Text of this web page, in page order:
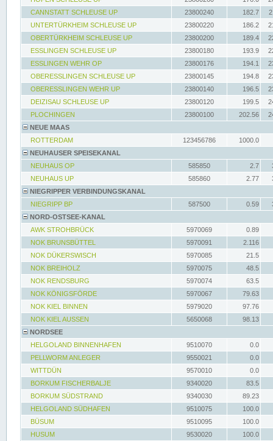
CANNSTATT SCHLEUSE UP
23800240 182.7
UNTERTÜRKHEIM SCHLEUSE UP
23800220 186.2
OBERTÜRKHEIM SCHLEUSE UP
23800200 189.4
ESSLINGEN SCHLEUSE UP
23800180 193.9
ESSLINGEN WEHR OP
23800176 194.1
OBERESSLINGEN SCHLEUSE UP
23800145 194.8
OBERESSLINGEN WEHR UP
23800140 196.5
DEIZISAU SCHLEUSE UP
23800120 199.5
PLOCHINGEN
23800100 202.56
NEUE MAAS
ROTTERDAM
123456786
1000.0
NEUHAUSER SPEISEKANAL
NEUHAUS OP
585850 2.7
NEUHAUS UP
585860 2.77
NIEGRIPPER VERBINDUNGSKANAL
NIEGRIPP BP
587500 0.59
NORD-OSTSEE-KANAL
AWK STROHBRÜCK
5970069
0.89
NOK BRUNSBÜTTEL
5970091
2.116
NOK DÜKERSWISCH
5970085
21.5
NOK BREIHOLZ
5970075
48.5
NOK RENDSBURG
5970074
63.5
NOK KÖNIGSFÖRDE
5970067
79.63
NOK KIEL BINNEN
5979020
97.76
NOK KIEL AUSSEN
5650068
98.13
NORDSEE
HELGOLAND BINNENHAFEN
9510070
0.0
PELLWORM ANLEGER
9550021
0.0
WITTDÜN
9570010
0.0
BORKUM FISCHERBALJE
9340020
83.5
BORKUM SÜDSTRAND
9340030
89.23
HELGOLAND SÜDHAFEN
9510075
100.0
BÜSUM
9510095
100.0
HUSUM
9530020 100.0